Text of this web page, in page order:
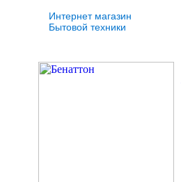
Интернет магазин
Бытовой техники